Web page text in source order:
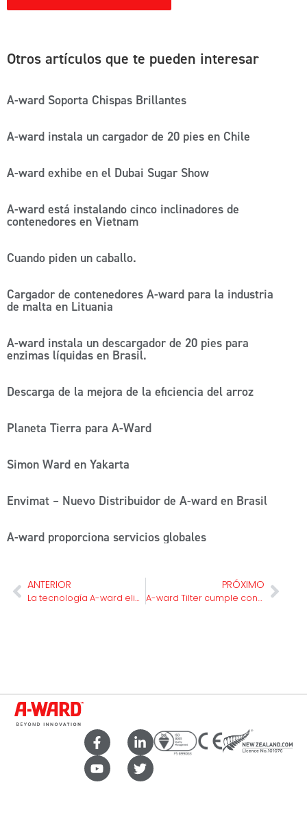
Otros artículos que te pueden interesar
A-ward Soporta Chispas Brillantes
A-ward instala un cargador de 20 pies en Chile
A-ward exhibe en el Dubai Sugar Show
A-ward está instalando cinco inclinadores de
contenedores en Vietnam
Cuando piden un caballo.
Cargador de contenedores A-ward para la industria
de malta en Lituania
A-ward instala un descargador de 20 pies para
enzimas líquidas en Brasil.
Descarga de la mejora de la eficiencia del arroz
Planeta Tierra para A-Ward
Simon Ward en Yakarta
Envimat – Nuevo Distribuidor de A-ward en Brasil
A-ward proporciona servicios globales
ANTERIOR
La tecnología A-ward elimina los daños en los contenedores
PRÓXIMO
A-ward Tilter cumple con la norma de seguridad Iso 13849 Categoría 3